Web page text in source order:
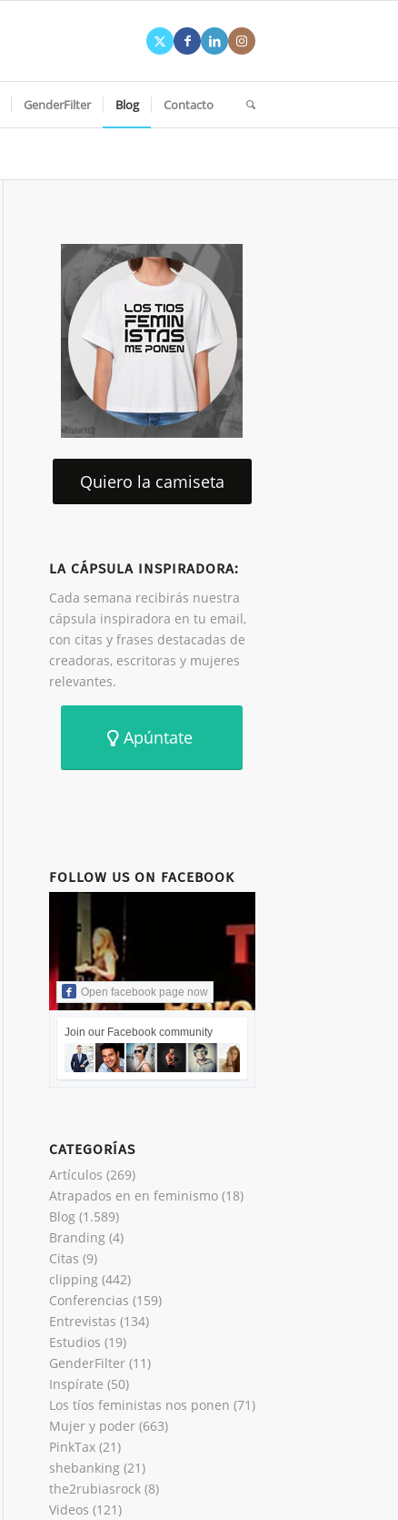
GenderFilter Blog Contacto
Quiero la camiseta
LA CÁPSULA INSPIRADORA:
Cada semana recibirás nuestra
cápsula inspiradora en tu email,
con citas y frases destacadas de
creadoras, escritoras y mujeres
relevantes.
Apúntate
FOLLOW US ON FACEBOOK
Open facebook page now
Join our Facebook community
CATEGORÍAS
Artículos (269)
Atrapados en en feminismo(18)
Blog(1.589)
Branding(4)
Citas (9)
clipping(442)
Conferencias (159)
Entrevistas (134)
Estudios (19)
GenderFilter(11)
Inspírate (50)
Los tíos feministas nos ponen (71)
Mujer y poder(663)
PinkTax(21)
shebanking(21)
the2rubiasrock(8)
Videos (121)